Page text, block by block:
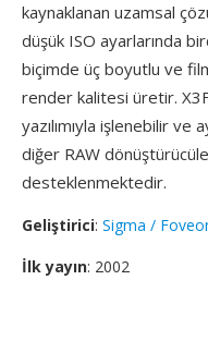
kaynaklanan uzamsal
düşük ISO ayarlarında
biçimde üç boyutlu ve
render kalitesi üretir. X3F
yazılımıyla işlenebilir
diğer RAW
desteklenmektedir.
Geliştirici: Sigma /
İlk yayın: 2002